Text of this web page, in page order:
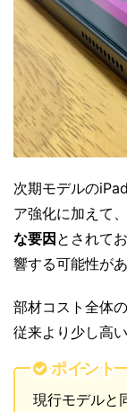
次期モデルの
ア強化に加えて、
な要因とされて
響する可能性があ
部材コスト全体
従来より少し高
ポイント
現行モデルと